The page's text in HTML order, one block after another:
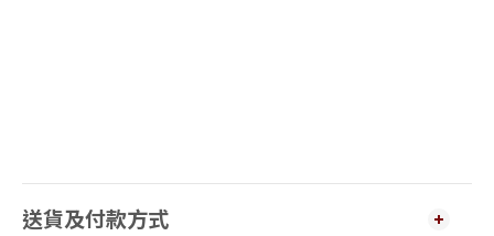
送貨及付款方式